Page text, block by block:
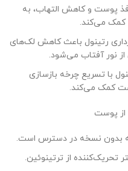
پوست و کاهش التهاب، به
کمک می‌کند.
رتینول باعث کاهش لک‌های
نور آفتاب می‌شود.
با تسریع چرخه بازسازی
کمک می‌کند.
از پوست
که بدون نسخه در دسترس است.
تحریک‌کننده از ترتینوئین.